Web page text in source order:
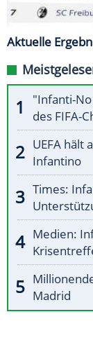
Aktuelle
"Infanti-
des FIFA-
UEFA hält
Infantino
Times:
Medien:
Madrid